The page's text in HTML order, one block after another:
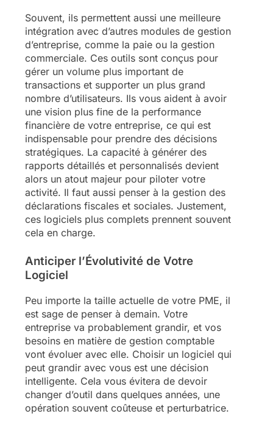
Souvent, ils permettent aussi une meilleure
intégration avec d’autres modules de gestion
d’entreprise, comme la paie ou la gestion
commerciale. Ces outils sont conçus pour
gérer un volume plus important de
transactions et supporter un plus grand
nombre d’utilisateurs. Ils vous aident à avoir
une vision plus fine de la performance
financière de votre entreprise, ce qui est
indispensable pour prendre des décisions
stratégiques. La capacité à générer des
rapports détaillés et personnalisés devient
alors un atout majeur pour piloter votre
activité. Il faut aussi penser à la gestion des
déclarations fiscales et sociales. Justement,
ces logiciels plus complets prennent souvent
cela en charge.
Anticiper l’Évolutivité de Votre
Logiciel
Peu importe la taille actuelle de votre PME, il
est sage de penser à demain. Votre
entreprise va probablement grandir, et vos
besoins en matière de gestion comptable
vont évoluer avec elle. Choisir un logiciel qui
peut grandir avec vous est une décision
intelligente. Cela vous évitera de devoir
changer d’outil dans quelques années, une
opération souvent coûteuse et perturbatrice.